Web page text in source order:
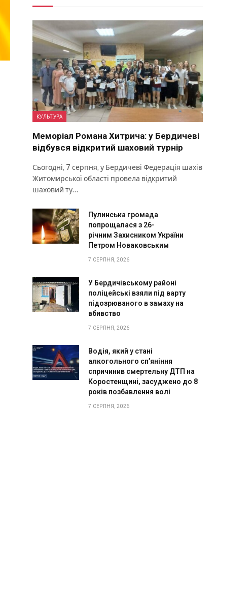
КУЛЬТУРА
Меморіал Романа Хитрича: у Бердичеві
відбувся відкритий шаховий турнір
Сьогодні, 7 серпня, у Бердичеві Федерація шахів
Житомирської області провела відкритий
шаховий ту…
Пулинська громада
попрощалася з 26-
річним Захисником України
Петром Новаковським
7 СЕРПНЯ, 2026
У Бердичівському районі
поліцейські взяли під варту
підозрюваного в замаху на
вбивство
7 СЕРПНЯ, 2026
Водія, який у стані
алкогольного сп’яніння
спричинив смертельну ДТП на
Коростенщині, засуджено до 8
років позбавлення волі
7 СЕРПНЯ, 2026